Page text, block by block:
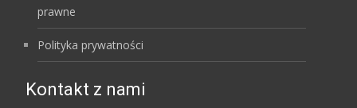
prawne
Polityka prywatności
Kontakt z nami